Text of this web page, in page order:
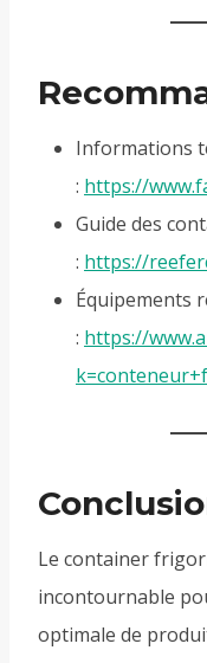
Informations
: https://
Guide des
: https://
Équipements
: https://
Le container
incontournable
optimale de